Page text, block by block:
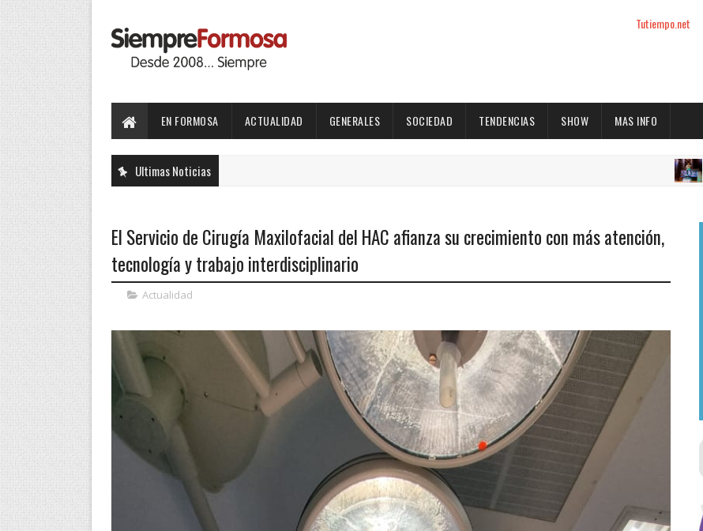
Tutiempo.net
EN FORMOSA ACTUALIDAD GENERALES SOCIEDAD TENDENCIAS SHOW MAS INFO
Ultimas Noticias TENDENCIAS
El Servicio de Cirugía Maxilofacial del HAC afianza su crecimiento con más atención,
tecnología y trabajo interdisciplinario
Actualidad